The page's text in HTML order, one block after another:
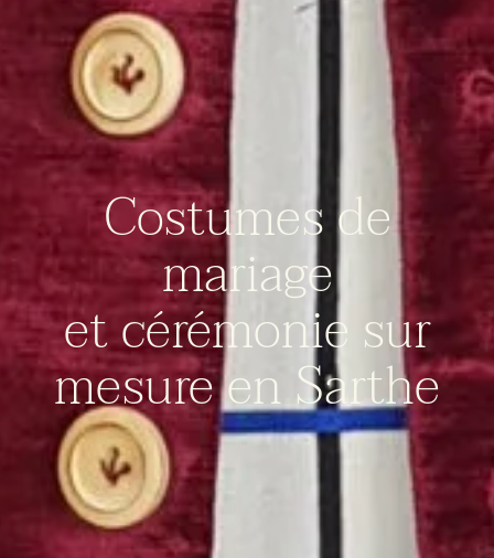
Costumes de
mariage
et cérémonie sur
mesure en Sarthe